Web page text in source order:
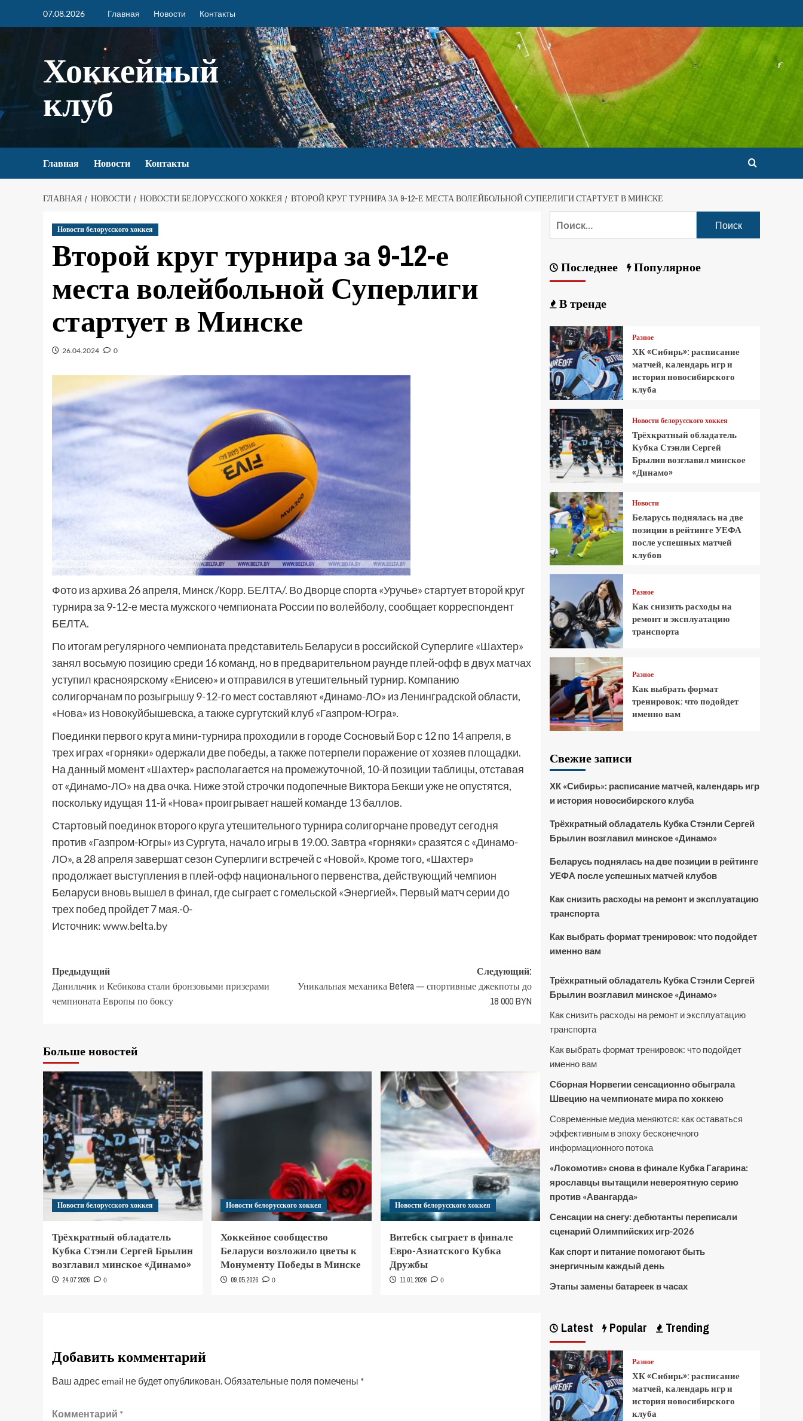
07.08.2026 Главная Новости Контакты
Хоккейный
клуб
Главная Новости Контакты
ГЛАВНАЯ НОВОСТИ НОВОСТИ БЕЛОРУССКОГО ХОККЕЯ ВТОРОЙ КРУГ ТУРНИРА ЗА 9-12-Е МЕСТА ВОЛЕЙБОЛЬНОЙ СУПЕРЛИГИ СТАРТУЕТ В МИНСКЕ
Новости белорусского хоккея
Второй круг турнира за 9-12-е
места волейбольной Суперлиги
стартует в Минске
26.04.2024 0
Фото из архива 26 апреля, Минск /Корр. БЕЛТА/. Во Дворце спорта «Уручье» стартует второй круг
турнира за 9-12-е места мужского чемпионата России по волейболу, сообщает корреспондент
БЕЛТА.
По итогам регулярного чемпионата представитель Беларуси в российской Суперлиге «Шахтер»
занял восьмую позицию среди 16 команд, но в предварительном раунде плей-офф в двух матчах
уступил красноярскому «Енисею» и отправился в утешительный турнир. Компанию
солигорчанам по розыгрышу 9-12-го мест составляют «Динамо-ЛО» из Ленинградской области,
«Нова» из Новокуйбышевска, а также сургутский клуб «Газпром-Югра».
Поединки первого круга мини-турнира проходили в городе Сосновый Бор с 12 по 14 апреля, в
трех играх «горняки» одержали две победы, а также потерпели поражение от хозяев площадки.
На данный момент «Шахтер» располагается на промежуточной, 10-й позиции таблицы, отставая
от «Динамо-ЛО» на два очка. Ниже этой строчки подопечные Виктора Бекши уже не опустятся,
поскольку идущая 11-й «Нова» проигрывает нашей команде 13 баллов.
Стартовый поединок второго круга утешительного турнира солигорчане проведут сегодня
против «Газпром-Югры» из Сургута, начало игры в 19.00. Завтра «горняки» сразятся с «Динамо-
ЛО», а 28 апреля завершат сезон Суперлиги встречей с «Новой». Кроме того, «Шахтер»
продолжает выступления в плей-офф национального первенства, действующий чемпион
Беларуси вновь вышел в финал, где сыграет с гомельской «Энергией». Первый матч серии до
трех побед пройдет 7 мая.-0-
Источник:www.belta.by
Предыдущий
Данильчик и Кебикова стали бронзовыми призерами
чемпионата Европы по боксу
Следующий:
Уникальная механика Betera — спортивные джекпоты до
18 000 BYN
Больше новостей
Новости белорусского хоккея
Трёхкратный обладатель
Кубка Стэнли Сергей Брылин
возглавил минское «Динамо»
24.07.2026 0
Новости белорусского хоккея
Хоккейное сообщество
Беларуси возложило цветы к
Монументу Победы в Минске
09.05.2026 0
Новости белорусского хоккея
Витебск сыграет в финале
Евро-Азиатского Кубка
Дружбы
11.01.2026 0
Добавить комментарий
Ваш адрес email не будет опубликован.Обязательные поля помечены *
Комментарий *
Последнее Популярное
В тренде
Разное
ХК «Сибирь»: расписание
матчей, календарь игр и
история новосибирского
клуба
Новости белорусского хоккея
Трёхкратный обладатель
Кубка Стэнли Сергей
Брылин возглавил минское
«Динамо»
Новости
Беларусь поднялась на две
позиции в рейтинге УЕФА
после успешных матчей
клубов
Разное
Как снизить расходы на
ремонт и эксплуатацию
транспорта
Разное
Как выбрать формат
тренировок: что подойдет
именно вам
Свежие записи
ХК «Сибирь»: расписание матчей, календарь игр
и история новосибирского клуба
Трёхкратный обладатель Кубка Стэнли Сергей
Брылин возглавил минское «Динамо»
Беларусь поднялась на две позиции в рейтинге
УЕФА после успешных матчей клубов
Как снизить расходы на ремонт и эксплуатацию
транспорта
Как выбрать формат тренировок: что подойдет
именно вам
Трёхкратный обладатель Кубка Стэнли Сергей
Брылин возглавил минское «Динамо»
Как снизить расходы на ремонт и эксплуатацию
транспорта
Как выбрать формат тренировок: что подойдет
именно вам
Сборная Норвегии сенсационно обыграла
Швецию на чемпионате мира по хоккею
Современные медиа меняются: как оставаться
эффективным в эпоху бесконечного
информационного потока
«Локомотив» снова в финале Кубка Гагарина:
ярославцы вытащили невероятную серию
против «Авангарда»
Сенсации на снегу: дебютанты переписали
сценарий Олимпийских игр-2026
Как спорт и питание помогают быть
энергичным каждый день
Этапы замены батареек в часах
Latest Popular Trending
Разное
ХК «Сибирь»: расписание
матчей, календарь игр и
история новосибирского
клуба